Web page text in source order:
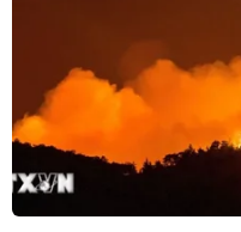
Không quân
chiến lược thứ hai
18/08/2024 11:19
Cuộc tấn công dường
qua sông Seym gần
Ukraine khoảng 15km